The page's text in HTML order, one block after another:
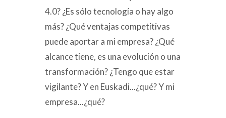
4.0? ¿Es sólo tecnología o hay algo
más? ¿Qué ventajas competitivas
puede aportar a mi empresa? ¿Qué
alcance tiene, es una evolución o una
transformación? ¿Tengo que estar
vigilante? Y en Euskadi...¿qué? Y mi
empresa...¿qué?